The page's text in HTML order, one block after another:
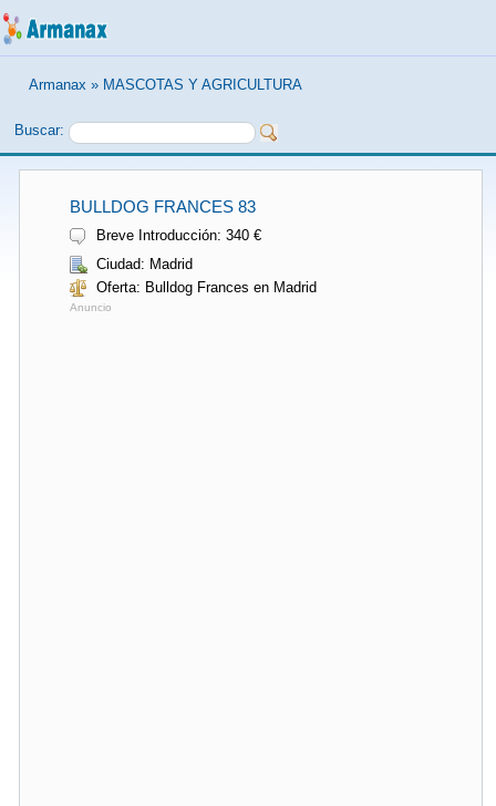
Armanax » MASCOTAS Y AGRICULTURA
Buscar:
BULLDOG FRANCES 83
Breve Introducción: 340 €
Ciudad: Madrid
Oferta: Bulldog Frances en Madrid
Anuncio